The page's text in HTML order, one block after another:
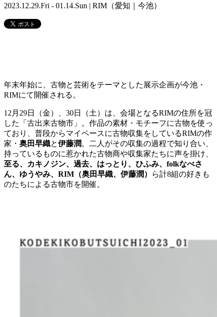
2023.12.29.Fri - 01.14.Sun | RIM（愛知｜今池）
年末年始に、古物と芸術をテーマとした展示企画が今池・
RIMにて開催される。
12月29日（金）、30日（土）は、会場となるRIMの住所を冠
した「古出来古物市」。作品の素材・モチーフに古物を使っ
ており、普段からマイペースに古物収集をしているRIMの作
家・ 奥田早織と伊藤潤。二人がその収集の過程で知り合い、
持っているものに惹かれた古物商や収集家たちに声を掛け、
至る、カキノジン、過去、はっとり、ひふみ、folkなべさ
ん、ゆうやみ、RIM（奥田早織、伊藤潤）
ら計8組の好きも
のたちによる古物市を開催。